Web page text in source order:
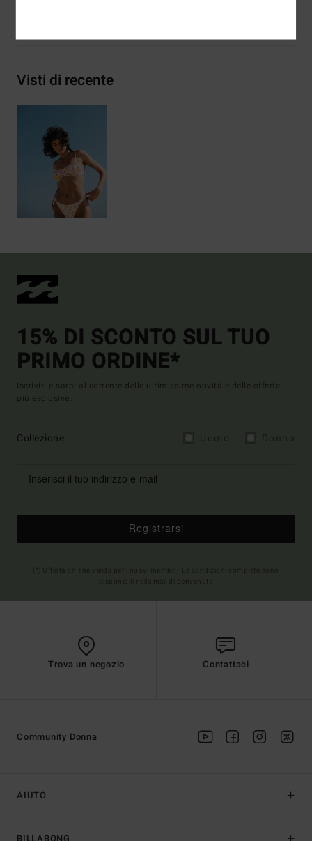
Visti di recente
15% DI SCONTO SUL TUO
PRIMO ORDINE*
Iscriviti e sarai al corrente delle ultimissime novità e delle offerte
più esclusive.
Collezione
Registrarsi
Trova un negozio Contattaci
AIUTO
BILLABONG
Community Donna